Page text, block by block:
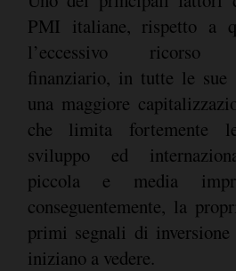
PMI italiane, rispetto a
l’eccessivo ricorso
finanziario, in tutte le sue
una maggiore
che limita fortemente
sviluppo ed
piccola e media
conseguentemente, la
primi segnali di
iniziano a vedere.